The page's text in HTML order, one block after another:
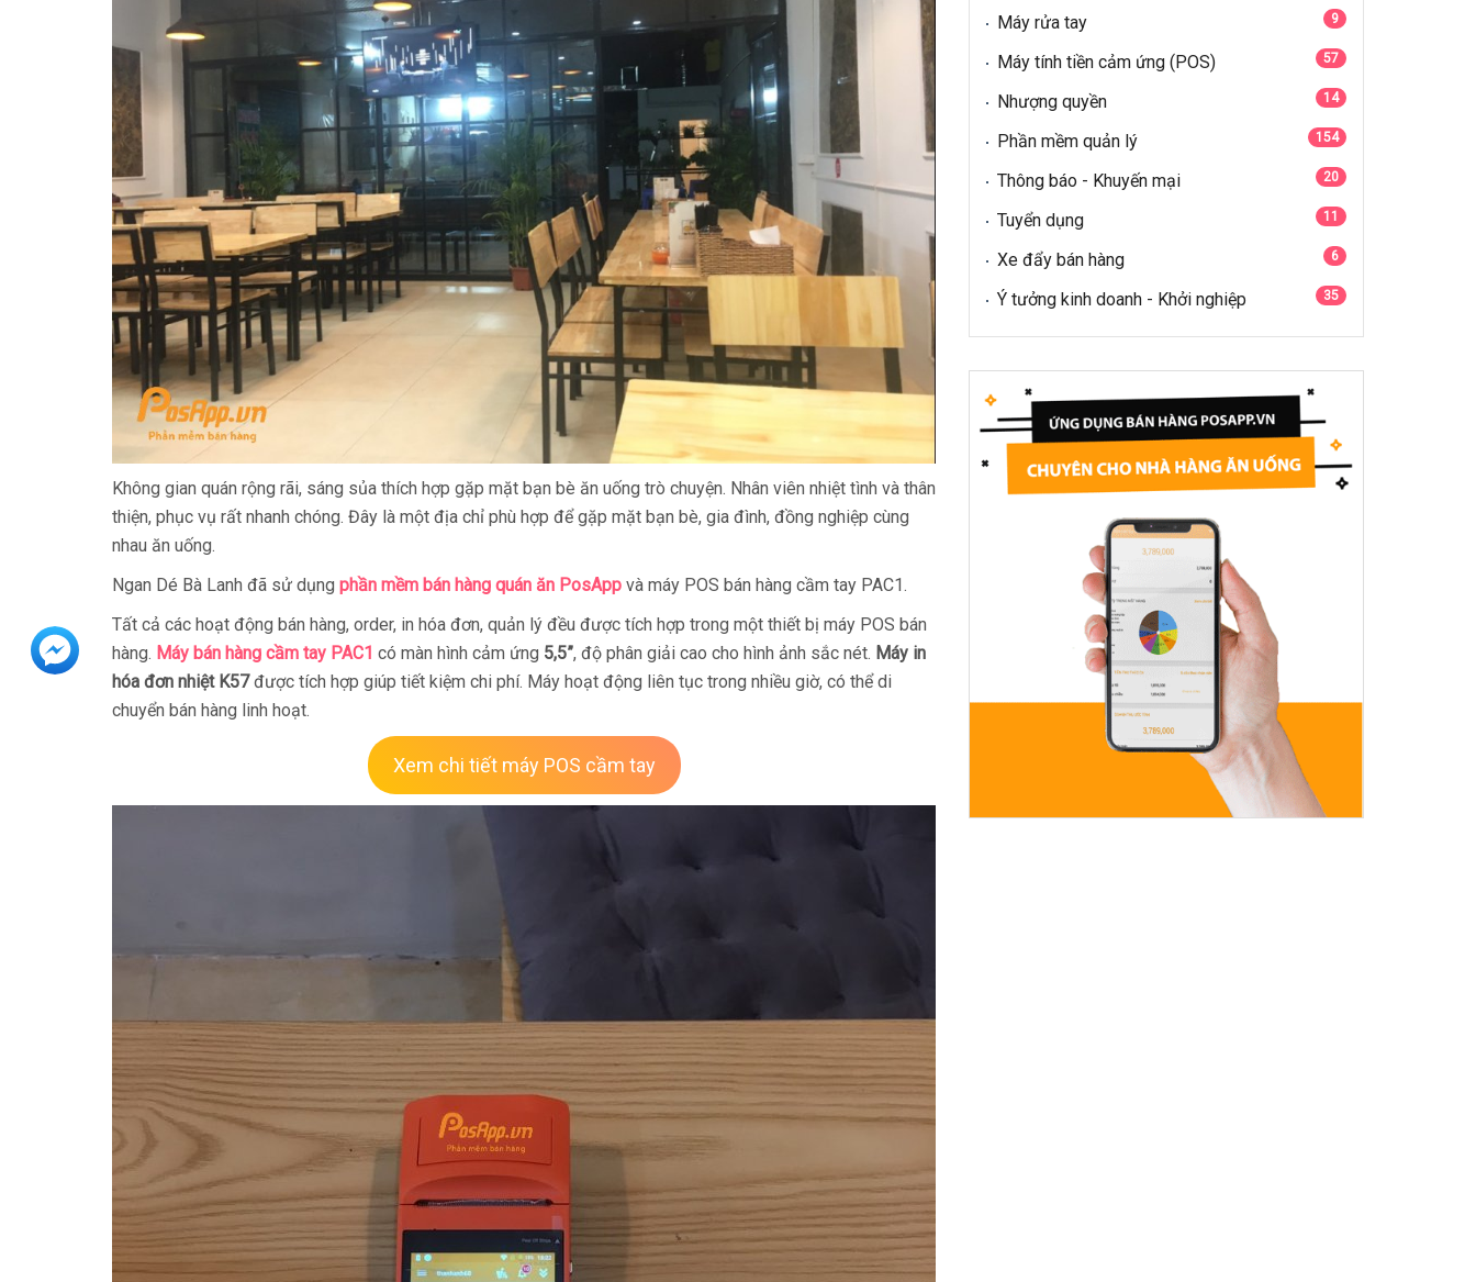
Không gian quán rộng rãi, sáng sủa thích hợp gặp mặt bạn bè ăn uống trò chuyện. Nhân viên nhiệt tình và thân
thiện, phục vụ rất nhanh chóng. Đây là một địa chỉ phù hợp để gặp mặt bạn bè, gia đình, đồng nghiệp cùng
nhau ăn uống.
Ngan Dé Bà Lanh đã sử dụng phần mềm bán hàng quán ăn PosApp và máy POS bán hàng cầm tay PAC1.
Tất cả các hoạt động bán hàng, order, in hóa đơn, quản lý đều được tích hợp trong một thiết bị máy POS bán
hàng. Máy bán hàng cầm tay PAC1 có màn hình cảm ứng 5,5”, độ phân giải cao cho hình ảnh sắc nét. Máy in
hóa đơn nhiệt K57được tích hợp giúp tiết kiệm chi phí. Máy hoạt động liên tục trong nhiều giờ, có thể di
chuyển bán hàng linh hoạt.
Xem chi tiết máy POS cầm tay
Máy rửa tay 9
Máy tính tiền cảm ứng (POS) 57
Nhượng quyền 14
Phần mềm quản lý 154
Thông báo - Khuyến mại 20
Tuyển dụng 11
Xe đẩy bán hàng 6
Ý tưởng kinh doanh - Khởi nghiệp 35